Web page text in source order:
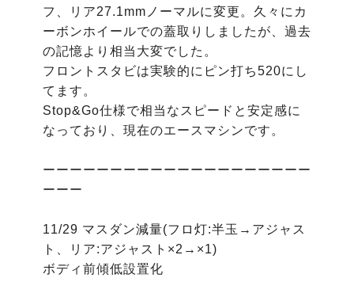
フ、リア27.1mmノーマルに変更。久々にカ
ーボンホイールでの蓋取りしましたが、過去
の記憶より相当大変でした。
フロントスタビは実験的にピン打ち520にし
てます。
Stop&Go仕様で相当なスピードと安定感に
なっており、現在のエースマシンです。
ーーーーーーーーーーーーーーーーーーーー
ーーー
11/29 マスダン減量(フロ灯:半玉→アジャス
ト、リア:アジャスト×2→×1)
ボディ前傾低設置化